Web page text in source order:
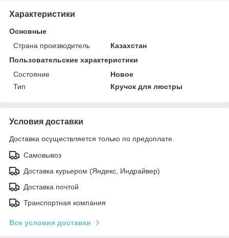
Характеристики
Основные
Страна производитель
Казахстан
Пользовательские характеристики
Состояние
Новое
Тип
Кручок для люстры
Условия доставки
Доставка осуществляется только по предоплате.
Самовывоз
Доставка курьером (Яндекс, Индрайвер)
Доставка почтой
Транспортная компания
Все условия доставки